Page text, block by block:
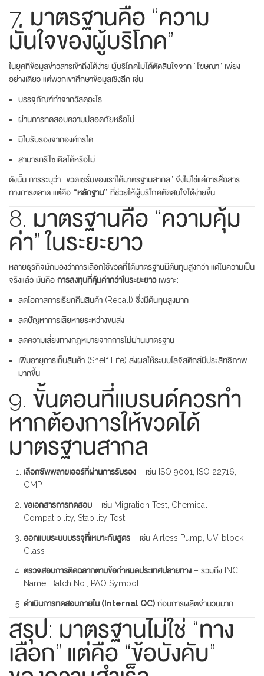
7. มาตรฐานคือ “ความ
มั่นใจของผู้บริโภค”
ในยุคที่ข้อมูลข่าวสารเข้าถึงได้ง่าย ผู้บริโภคไม่ได้ตัดสินใจจาก “โฆษณา” เพียง
อย่างเดียว แต่พวกเขาศึกษาข้อมูลเชิงลึก เช่น:
บรรจุภัณฑ์ทำจากวัสดุอะไร
ผ่านการทดสอบความปลอดภัยหรือไม่
มีใบรับรองจากองค์กรใด
สามารถรีไซเคิลได้หรือไม่
ดังนั้น การระบุว่า “ขวดเซรั่มของเราได้มาตรฐานสากล” จึงไม่ใช่แค่การสื่อสาร
ทางการตลาด แต่คือ “หลักฐาน” ที่ช่วยให้ผู้บริโภคตัดสินใจได้ง่ายขึ้น
8. มาตรฐานคือ “ความคุ้ม
ค่า” ในระยะยาว
หลายธุรกิจมักมองว่าการเลือกใช้ขวดที่ได้มาตรฐานมีต้นทุนสูงกว่า แต่ในความเป็น
จริงแล้ว มันคือ การลงทุนที่คุ้มค่ากว่าในระยะยาวเพราะ:
ลดโอกาสการเรียกคืนสินค้า (Recall) ซึ่งมีต้นทุนสูงมาก
ลดปัญหาการเสียหายระหว่างขนส่ง
ลดความเสี่ยงทางกฎหมายจากการไม่ผ่านมาตรฐาน
เพิ่มอายุการเก็บสินค้า (Shelf Life) ส่งผลให้ระบบโลจิสติกส์มีประสิทธิภาพ
มากขึ้น
9. ขั้นตอนที่แบรนด์ควรทำ
หากต้องการให้ขวดได้
มาตรฐานสากล
เลือกซัพพลายเออร์ที่ผ่านการรับรอง – เช่น ISO 9001, ISO 22716,
GMP
ขอเอกสารการทดสอบ – เช่น Migration Test, Chemical
Compatibility, Stability Test
ออกแบบระบบบรรจุที่เหมาะกับสูตร – เช่น Airless Pump, UV-block
Glass
ตรวจสอบการติดฉลากตามข้อกำหนดประเทศปลายทาง – รวมถึง INCI
Name, Batch No., PAO Symbol
ดำเนินการทดสอบภายใน (Internal QC) ก่อนการผลิตจำนวนมาก
สรุป: มาตรฐานไม่ใช่ “ทาง
เลือก” แต่คือ “ข้อบังคับ”